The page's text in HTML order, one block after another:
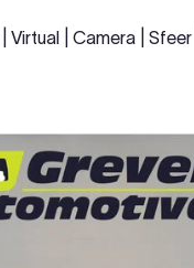
Virtual | Camera |